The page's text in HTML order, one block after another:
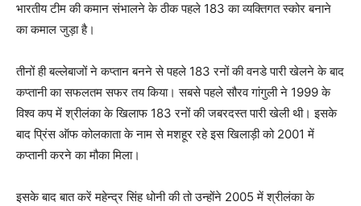
भारतीय टीम की कमान संभालने के ठीक पहले 183 का व्यक्तिगत स्कोर बनाने
का कमाल जुड़ा है।
तीनों ही बल्लेबाजों ने कप्तान बनने से पहले 183 रनों की वनडे पारी खेलने के बाद
कप्तानी का सफलतम सफर तय किया। सबसे पहले सौरव गांगुली ने 1999 के
विश्व कप में श्रीलंका के खिलाफ 183 रनों की जबरदस्त पारी खेली थी। इसके
बाद प्रिंस ऑफ कोलकाता के नाम से मशहूर रहे इस खिलाड़ी को 2001 में
कप्तानी करने का मौका मिला।
इसके बाद बात करें महेन्द्र सिंह धोनी की तो उन्होंने 2005 में श्रीलंका के